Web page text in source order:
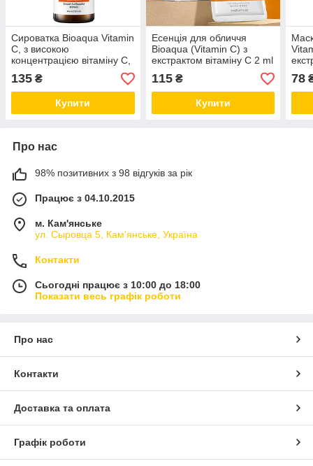
Сироватка Bioaqua Vitamin
C, з високою
концентрацією вітаміну C,
100 ml
135 ₴
Купити
Есенція для обличчя
Bioaqua (Vitamin C) з
екстрактом вітаміну C 2 ml
(паковання 30 штук)
115₴
Купити
g
78
Про нас
98% позитивних з 98 відгуків за рік
Працює з 04.10.2015
м. Кам'янське
ул. Сыровца 5, Кам'янське, Україна
Контакти
Сьогодні працює з 10:00 до 18:00
Показати весь графік роботи
Про нас
Контакти
Доставка та оплата
Графік роботи